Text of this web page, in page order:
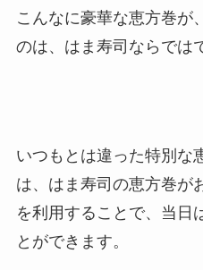
こんなに豪華な恵方巻が
のは、はま寿司ならでは
いつもとは違った特別な
は、はま寿司の恵方巻が
を利用することで、当日
とができます。